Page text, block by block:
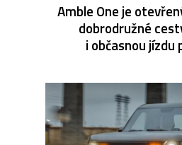
Amble One je
dobrodružné
i občasnou jízdu